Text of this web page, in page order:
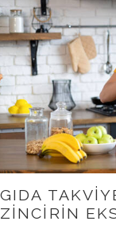
GIDA
ZINCIRIN